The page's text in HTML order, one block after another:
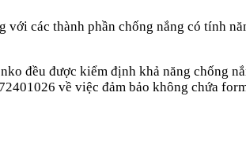
các thành phần chống nắng có tính
đều được kiểm định khả năng chống
về việc đảm bảo không chứa